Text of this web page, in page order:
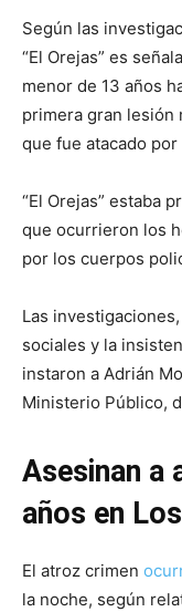
Según las
“El Orejas” es
menor de 13 años
primera gran lesión
que fue atacado
“El Orejas” estaba
que ocurrieron los
por los cuerpos
Las
sociales y la
instaron a Adrián
Ministerio Público,
Asesinan a
años en
El atroz crimen
la noche, según